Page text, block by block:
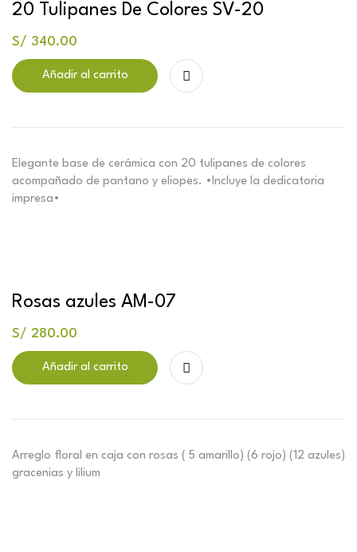
20 Tulipanes De Colores SV-20
S/ 340.00
Añadir al carrito
Elegante base de cerámica con 20 tulipanes de colores
acompañado de pantano y eliopes. •Incluye la dedicatoria
impresa•
Rosas azules AM-07
S/ 280.00
Añadir al carrito
Arreglo floral en caja con rosas ( 5 amarillo) (6 rojo) (12 azules)
gracenias y lilium